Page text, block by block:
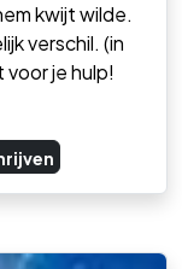
kwijt wilde.
verschil. (in
je hulp!